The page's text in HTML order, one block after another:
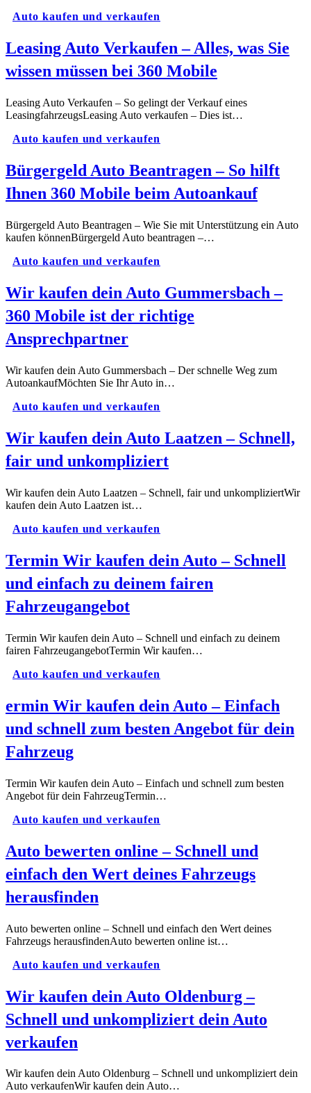
Auto kaufen und verkaufen
Leasing Auto Verkaufen – Alles, was Sie
wissen müssen bei 360 Mobile
Leasing Auto Verkaufen – So gelingt der Verkauf eines
LeasingfahrzeugsLeasing Auto verkaufen – Dies ist…
Auto kaufen und verkaufen
Bürgergeld Auto Beantragen – So hilft
Ihnen 360 Mobile beim Autoankauf
Bürgergeld Auto Beantragen – Wie Sie mit Unterstützung ein Auto
kaufen könnenBürgergeld Auto beantragen –…
Auto kaufen und verkaufen
Wir kaufen dein Auto Gummersbach –
360 Mobile ist der richtige
Ansprechpartner
Wir kaufen dein Auto Gummersbach – Der schnelle Weg zum
AutoankaufMöchten Sie Ihr Auto in…
Auto kaufen und verkaufen
Wir kaufen dein Auto Laatzen – Schnell,
fair und unkompliziert
Wir kaufen dein Auto Laatzen – Schnell, fair und unkompliziertWir
kaufen dein Auto Laatzen ist…
Auto kaufen und verkaufen
Termin Wir kaufen dein Auto – Schnell
und einfach zu deinem fairen
Fahrzeugangebot
Termin Wir kaufen dein Auto – Schnell und einfach zu deinem
fairen FahrzeugangebotTermin Wir kaufen…
Auto kaufen und verkaufen
ermin Wir kaufen dein Auto – Einfach
und schnell zum besten Angebot für dein
Fahrzeug
Termin Wir kaufen dein Auto – Einfach und schnell zum besten
Angebot für dein FahrzeugTermin…
Auto kaufen und verkaufen
Auto bewerten online – Schnell und
einfach den Wert deines Fahrzeugs
herausfinden
Auto bewerten online – Schnell und einfach den Wert deines
Fahrzeugs herausfindenAuto bewerten online ist…
Auto kaufen und verkaufen
Wir kaufen dein Auto Oldenburg –
Schnell und unkompliziert dein Auto
verkaufen
Wir kaufen dein Auto Oldenburg – Schnell und unkompliziert dein
Auto verkaufenWir kaufen dein Auto…